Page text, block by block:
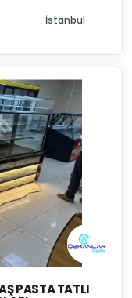
İstanbul
PASTA TATLI